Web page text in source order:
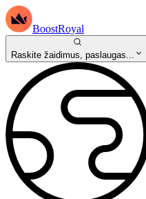
BoostRoyal
Raskite žaidimus, paslaugas...